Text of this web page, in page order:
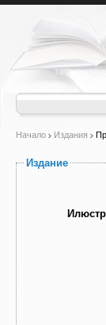
Начало Издания
Издание